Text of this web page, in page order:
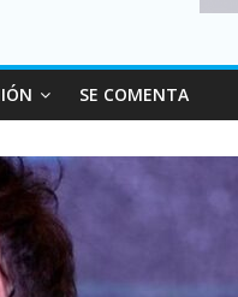
SE COMENTA